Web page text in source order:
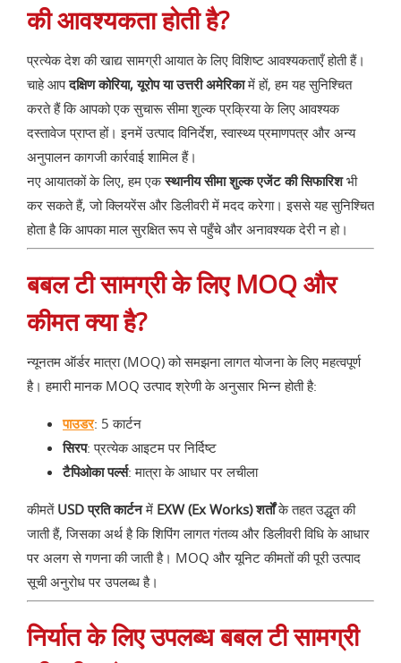
की आवश्यकता होती है?
प्रत्येक देश की खाद्य सामग्री आयात के लिए विशिष्ट आवश्यकताएँ होती हैं।
चाहे आपदक्षिण कोरिया, यूरोप या उत्तरी अमेरिकामें हों, हम यह सुनिश्चित
करते हैं कि आपको एक सुचारू सीमा शुल्क प्रक्रिया के लिए आवश्यक
दस्तावेज प्राप्त हों। इनमें उत्पाद विनिर्देश, स्वास्थ्य प्रमाणपत्र और अन्य
अनुपालन कागजी कार्रवाई शामिल हैं।
नए आयातकों के लिए, हम एकस्थानीय सीमा शुल्क एजेंट की सिफारिशभी
कर सकते हैं, जो क्लियरेंस और डिलीवरी में मदद करेगा। इससे यह सुनिश्चित
होता है कि आपका माल सुरक्षित रूप से पहुँचे और अनावश्यक देरी न हो।
बबल टी सामग्री के लिए MOQ और
कीमत क्या है?
न्यूनतम ऑर्डर मात्रा (MOQ) को समझना लागत योजना के लिए महत्वपूर्ण
है। हमारी मानक MOQ उत्पाद श्रेणी के अनुसार भिन्न होती है:
पाउडर: 5 कार्टन
सिरप: प्रत्येक आइटम पर निर्दिष्ट
टैपिओका पर्ल्स: मात्रा के आधार पर लचीला
कीमतें USD प्रति कार्टनमें EXW (Ex Works) शर्तोंके तहत उद्धृत की
जाती हैं, जिसका अर्थ है कि शिपिंग लागत गंतव्य और डिलीवरी विधि के आधार
पर अलग से गणना की जाती है। MOQ और यूनिट कीमतों की पूरी उत्पाद
सूची अनुरोध पर उपलब्ध है।
निर्यात के लिए उपलब्ध बबल टी सामग्री